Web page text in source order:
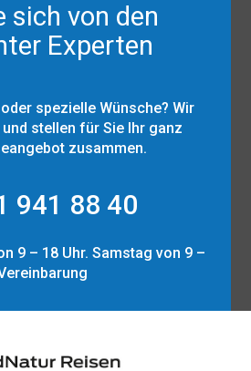
sich von den
Experten
spezielle Wünsche? Wir
stellen für Sie Ihr ganz
zusammen.
941 88 40
9 – 18 Uhr. Samstag von 9 –